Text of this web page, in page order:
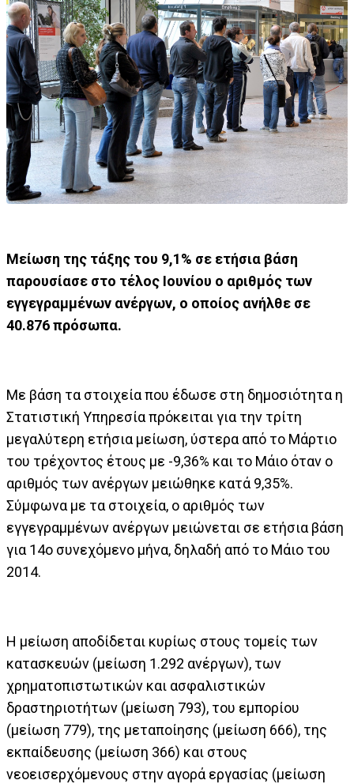
Μείωση της τάξης του 9,1% σε ετήσια βάση
παρουσίασε στο τέλος Ιουνίου ο αριθμός των
εγγεγραμμένων ανέργων, ο οποίος ανήλθε σε
40.876 πρόσωπα.
Με βάση τα στοιχεία που έδωσε στη δημοσιότητα η
Στατιστική Υπηρεσία πρόκειται για την τρίτη
μεγαλύτερη ετήσια μείωση, ύστερα από το Μάρτιο
του τρέχοντος έτους με -9,36% και το Μάιο όταν ο
αριθμός των ανέργων μειώθηκε κατά 9,35%.
Σύμφωνα με τα στοιχεία, ο αριθμός των
εγγεγραμμένων ανέργων μειώνεται σε ετήσια βάση
για 14ο συνεχόμενο μήνα, δηλαδή από το Μάιο του
2014.
Η μείωση αποδίδεται κυρίως στους τομείς των
κατασκευών (μείωση 1.292 ανέργων), των
χρηματοπιστωτικών και ασφαλιστικών
δραστηριοτήτων (μείωση 793), του εμπορίου
(μείωση 779), της μεταποίησης (μείωση 666), της
εκπαίδευσης (μείωση 366) και στους
νεοεισερχόμενους στην αγορά εργασίας (μείωση